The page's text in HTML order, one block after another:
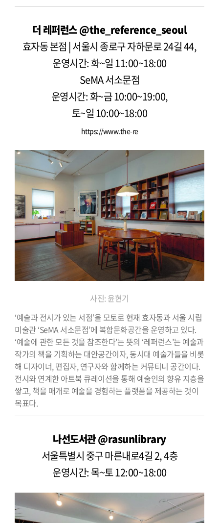
더 레퍼런스 @the_reference_seoul
효자동 본점 | 서울시 종로구 자하문로 24길 44,
운영시간: 화~일 11:00~18:00
SeMA 서소문점
운영시간: 화~금 10:00~19:00,
토~일 10:00~18:00
https://www.the-re
사진: 윤현기
‘예술과 전시가 있는 서점’을 모토로 현재 효자동과 서울 시립
미술관 ‘SeMA 서소문점’에 복합문화공간을 운영하고 있다.
‘예술에 관한 모든 것을 참조한다’는 뜻의 ‘레퍼런스’는 예술과
작가의 책을 기획하는 대안공간이자, 동시대 예술가들을 비롯
해 디자이너, 편집자, 연구자와 함께하는 커뮤티니 공간이다.
전시와 연계한 아트북 큐레이션을 통해 예술인의 향유 지층을
쌓고, 책을 매개로 예술을 경험하는 플랫폼을 제공하는 것이
목표다.
나선도서관 @rasunlibrary
서울특별시 중구 마른내로4길 2, 4층
운영시간: 목~토 12:00~18:00